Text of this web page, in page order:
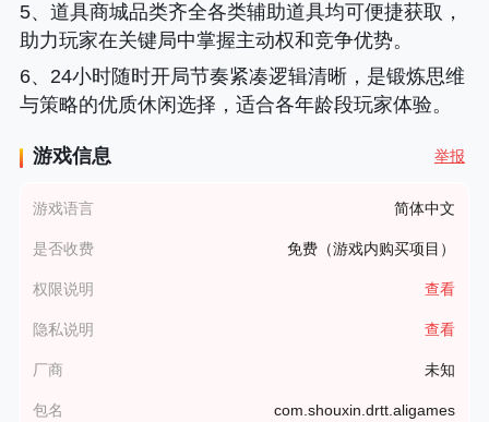
5、道具商城品类齐全各类辅助道具均可便捷获取，
助力玩家在关键局中掌握主动权和竞争优势。
6、24小时随时开局节奏紧凑逻辑清晰，是锻炼思维
与策略的优质休闲选择，适合各年龄段玩家体验。
游戏信息 举报
游戏语言 简体中文
是否收费 免费（游戏内购买项目）
权限说明 查看
隐私说明 查看
厂商 未知
包名 com.shouxin.drtt.aligames